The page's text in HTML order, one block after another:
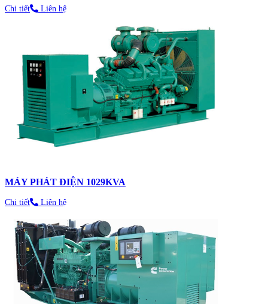
Chi tiết Liên hệ
MÁY PHÁT ĐIỆN 1029KVA
Chi tiết Liên hệ